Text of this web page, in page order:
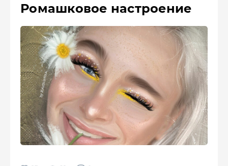
Ромашковое настроение